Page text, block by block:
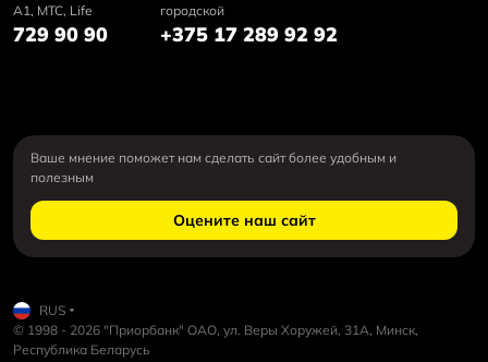
А1, MTC, Life
729 90 90
городской
+375 17 289 92 92
Ваше мнение поможет нам сделать сайт более удобным и
полезным
Оцените наш сайт
RUS
© 1998 - 2026 "Приорбанк" ОАО, ул. Веры Хоружей, 31А, Минск,
Республика Беларусь